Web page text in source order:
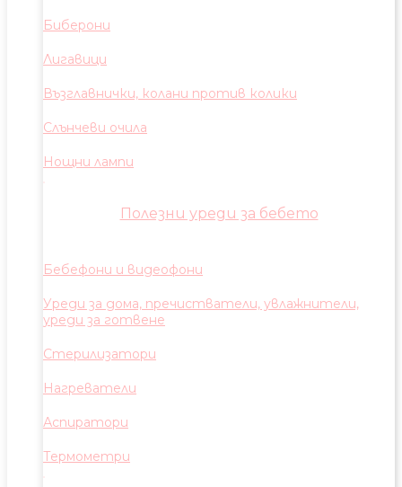
Биберони
Лигавици
Възглавнички, колани против колики
Слънчеви очила
Нощни лампи
Полезни уреди за бебето
Бебефони и видеофони
Уреди за дома, пречистватели, увлажнители,
уреди за готвене
Стерилизатори
Нагреватели
Аспиратори
Термометри